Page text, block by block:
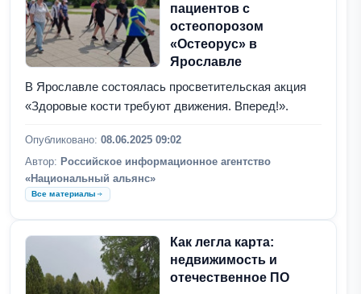
пациентов с
остеопорозом
«Остеорус» в
Ярославле
В Ярославле состоялась просветительская акция
«Здоровые кости требуют движения. Вперед!».
Опубликовано: 08.06.2025 09:02
Автор: Российское информационное агентство
«Национальный альянс»
Все материалы
Как легла карта:
недвижимость и
отечественное ПО